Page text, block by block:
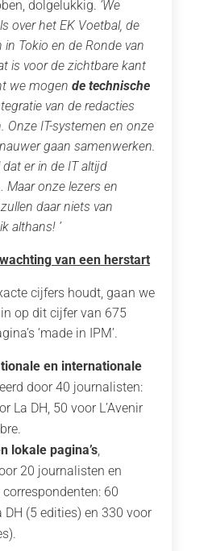
dolgelukkig. ‘We
over het EK Voetbal, de
in Tokio en de Ronde van
is voor de zichtbare kant
we mogen de technische
van de redacties
Onze IT-systemen en onze
gaan samenwerken.
er in de IT altijd
Maar onze lezers en
daar niets van
althans! ’
van een herstart
cijfers houdt, gaan we
op dit cijfer van 675
‘made in IPM’.
en internationale
door 40 journalisten:
La DH, 50 voor L’Avenir
lokale pagina’s,
20 journalisten en
60
DH (5 edities) en 330 voor